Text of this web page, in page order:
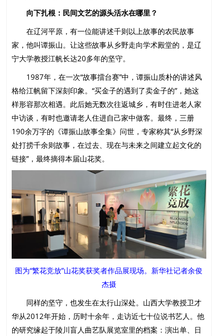
向下扎根：民间文艺的源头活水在哪里？
在辽河平原，有一位能讲述千则以上故事的农民故事
家，他叫谭振山。让这些故事从乡野走向学术殿堂的，是辽
宁大学教授江帆长达20多年的坚守。
1987年，在一次“故事擂台赛”中，谭振山质朴的讲述风
格给江帆留下深刻印象。“买金子的遇到了卖金子的”，她这
样形容那次相遇。此后她无数次往返城乡，有时住进老人家
中访谈，有时也邀请老人住进自己家中做客。最终，三册
190余万字的《谭振山故事全集》问世，专家称其“从乡野深
处打捞千余则故事，在过去、现在与未来之间建立起文化的
链接”，最终摘得本届山花奖。
图为“繁花竞放”山花奖获奖者作品展现场。新华社记者余俊
杰摄
同样的坚守，也发生在太行山深处。山西大学教授卫才
华从2012年开始，历时十余年，走访近七十位说书艺人。他
的研究缘起于陵川盲人曲艺队展览室里的档案：演出单、日